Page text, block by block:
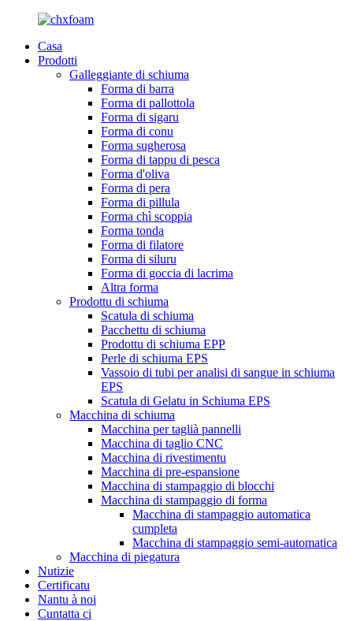
Casa
Prodotti
Galleggiante di schiuma
Forma di barra
Forma di pallottola
Forma di sigaru
Forma di conu
Forma sugherosa
Forma di tappu di pesca
Forma d'oliva
Forma di pera
Forma di pillula
Forma chì scoppia
Forma tonda
Forma di filatore
Forma di siluru
Forma di goccia di lacrima
Altra forma
Prodottu di schiuma
Scatula di schiuma
Pacchettu di schiuma
Prodottu di schiuma EPP
Perle di schiuma EPS
Vassoio di tubi per analisi di sangue in schiuma
EPS
Scatula di Gelatu in Schiuma EPS
Macchina di schiuma
Macchina per taglià pannelli
Macchina di taglio CNC
Macchina di rivestimentu
Macchina di pre-espansione
Macchina di stampaggio di blocchi
Macchina di stampaggio di forma
Macchina di stampaggio automatica
cumpleta
Macchina di stampaggio semi-automatica
Macchina di piegatura
Nutizie
Certificatu
Nantu à noi
Cuntatta ci